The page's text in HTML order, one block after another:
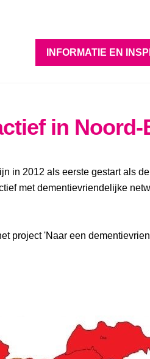
INFORMATIE EN
in
in 2012 als eerste gestart als
met dementievriendelijke
project 'Naar een